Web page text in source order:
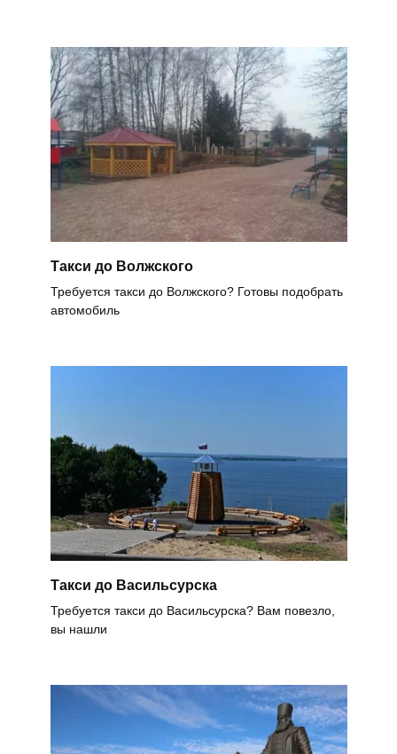
Такси до Волжского
Требуется такси до Волжского? Готовы подобрать
автомобиль
Такси до Васильсурска
Требуется такси до Васильсурска? Вам повезло,
вы нашли